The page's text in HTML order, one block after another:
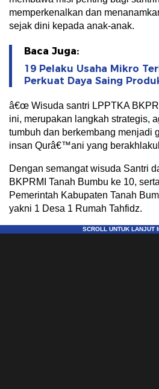
memperkenalkan dan
sejak dini kepada anak-anak.
Baca Juga:
19 Pelaku Usaha Mikro
Perkuat Daya Saing
â€œ Wisuda santri LPPTKA
ini, merupakan langkah strategis,
tumbuh dan berkembang menjadi
insan Qurâ€™ani yang
Dengan semangat wisuda Santri
BKPRMI Tanah Bumbu ke 10,
Pemerintah Kabupaten Tanah
yakni 1 Desa 1 Rumah Tahfidz.